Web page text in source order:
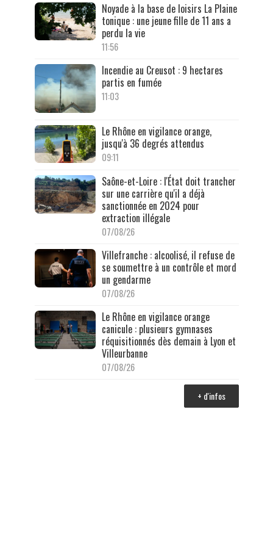
Noyade à la base de loisirs La Plaine
tonique : une jeune fille de 11 ans a
perdu la vie
11:56
Incendie au Creusot : 9 hectares
partis en fumée
11:03
Le Rhône en vigilance orange,
jusqu'à 36 degrés attendus
09:11
Saône-et-Loire : l'État doit trancher
sur une carrière qu'il a déjà
sanctionnée en 2024 pour
extraction illégale
07/08/26
Villefranche : alcoolisé, il refuse de
se soumettre à un contrôle et mord
un gendarme
07/08/26
Le Rhône en vigilance orange
canicule : plusieurs gymnases
réquisitionnés dès demain à Lyon et
Villeurbanne
07/08/26
+ d'infos